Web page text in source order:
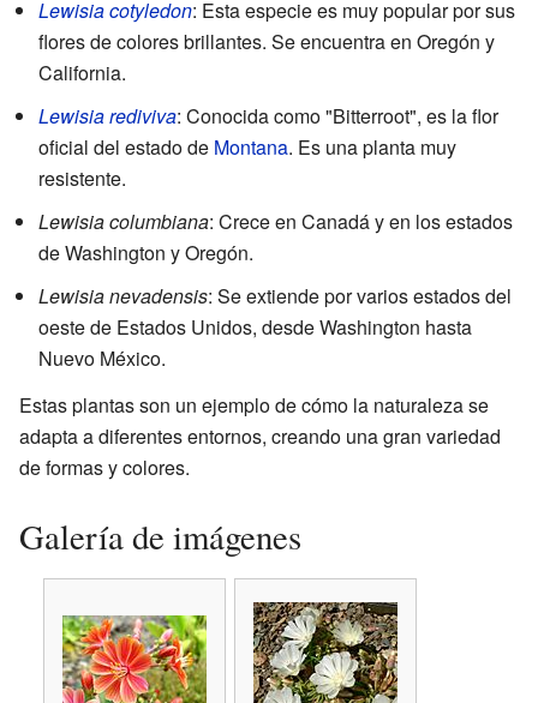
Lewisia cotyledon: Esta especie es muy popular por sus
flores de colores brillantes. Se encuentra en Oregón y
California.
Lewisia rediviva: Conocida como "Bitterroot", es la flor
oficial del estado de Montana. Es una planta muy
resistente.
Lewisia columbiana: Crece en Canadá y en los estados
de Washington y Oregón.
Lewisia nevadensis: Se extiende por varios estados del
oeste de Estados Unidos, desde Washington hasta
Nuevo México.
Estas plantas son un ejemplo de cómo la naturaleza se
adapta a diferentes entornos, creando una gran variedad
de formas y colores.
Galería de imágenes